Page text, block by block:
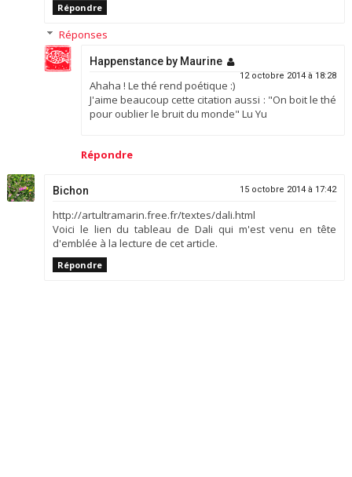
Répondre
Réponses
Happenstance by Maurine
12 octobre 2014 à 18:28
Ahaha ! Le thé rend poétique :)
J'aime beaucoup cette citation aussi : "On boit le thé
pour oublier le bruit du monde" Lu Yu
Répondre
Bichon 15 octobre 2014 à 17:42
http://artultramarin.free.fr/textes/dali.html
Voici le lien du tableau de Dali qui m'est venu en tête
d'emblée à la lecture de cet article.
Répondre